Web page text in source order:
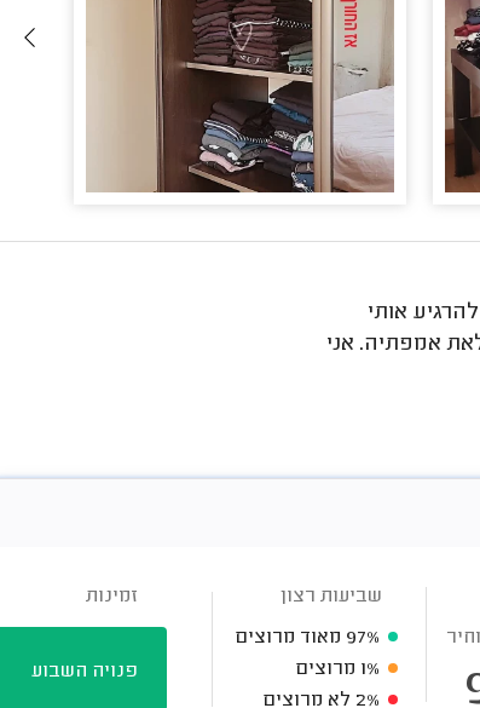
אותי
אמפתיה. אני
שביעות רצון
97% מאוד מרוצים
1% מרוצים
2% לא מרוצים
זמינות
פנויה השבוע